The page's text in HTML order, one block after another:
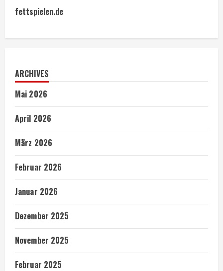
fettspielen.de
ARCHIVES
Mai 2026
April 2026
März 2026
Februar 2026
Januar 2026
Dezember 2025
November 2025
Februar 2025